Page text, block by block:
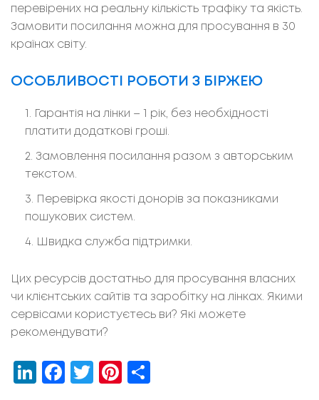
перевірених на реальну кількість трафіку та якість.
Замовити посилання можна для просування в 30
країнах світу.
ОСОБЛИВОСТІ РОБОТИ З БІРЖЕЮ
Гарантія на лінки – 1 рік, без необхідності
платити додаткові гроші.
Замовлення посилання разом з авторським
текстом.
Перевірка якості донорів за показниками
пошукових систем.
Швидка служба підтримки.
Цих ресурсів достатньо для просування власних
чи клієнтських сайтів та заробітку на лінках. Якими
сервісами користуєтесь ви? Які можете
рекомендувати?
LinkedIn
Facebook
TwitterPinterest